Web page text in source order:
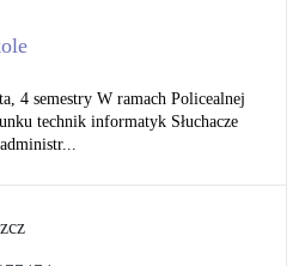
4 semestry W ramach Policealnej
technik informatyk Słuchacze